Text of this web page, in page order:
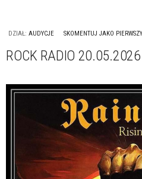
DZIAŁ: AUDYCJE SKOMENTUJ JAKO
ROCK RADIO